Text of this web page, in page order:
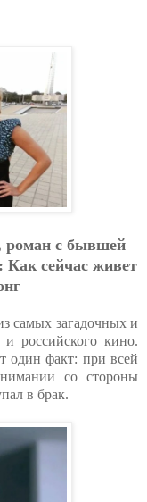
poмaн c бывшeй
ceйчac живeт
самых загадочных и
и российского кино.
один факт: при всей
со стороны
в брак.